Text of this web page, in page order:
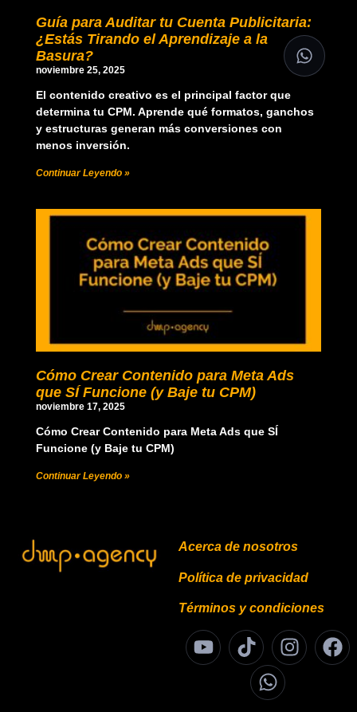
Guía para Auditar tu Cuenta Publicitaria:
¿Estás Tirando el Aprendizaje a la
Basura?
noviembre 25, 2025
El contenido creativo es el principal factor que
determina tu CPM. Aprende qué formatos, ganchos
y estructuras generan más conversiones con
menos inversión.
Continuar Leyendo »
Cómo Crear Contenido para Meta Ads
que SÍ Funcione (y Baje tu CPM)
noviembre 17, 2025
Cómo Crear Contenido para Meta Ads que SÍ
Funcione (y Baje tu CPM)
Continuar Leyendo »
Acerca de nosotros
Política de privacidad
Términos y condiciones